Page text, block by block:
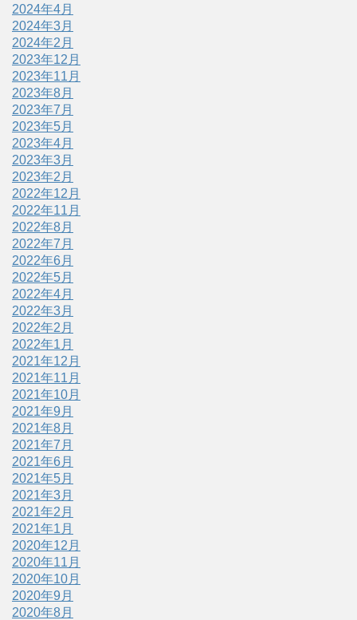
2024年4月
2024年3月
2024年2月
2023年12月
2023年11月
2023年8月
2023年7月
2023年5月
2023年4月
2023年3月
2023年2月
2022年12月
2022年11月
2022年8月
2022年7月
2022年6月
2022年5月
2022年4月
2022年3月
2022年2月
2022年1月
2021年12月
2021年11月
2021年10月
2021年9月
2021年8月
2021年7月
2021年6月
2021年5月
2021年3月
2021年2月
2021年1月
2020年12月
2020年11月
2020年10月
2020年9月
2020年8月